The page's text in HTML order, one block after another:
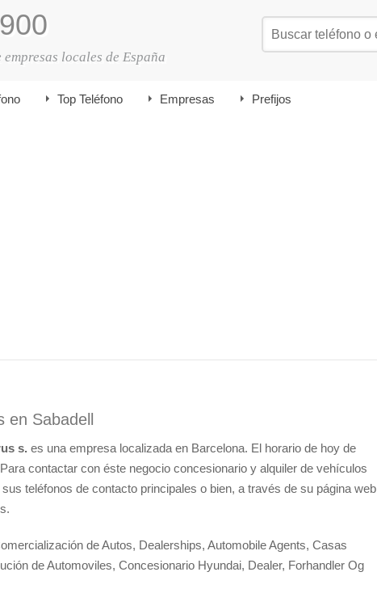
900
locales de España
Top Teléfono Empresas Prefijos
Sabadell
s. es una empresa localizada en Barcelona. El horario de hoy de
contactar con éste negocio concesionario y alquiler de vehículos
teléfonos de contacto principales o bien, a través de su página web
de Autos, Dealerships, Automobile Agents, Casas
de Automoviles, Concesionario Hyundai, Dealer, Forhandler Og